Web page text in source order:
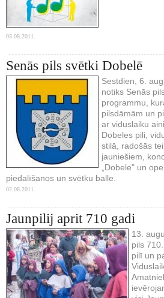
03.08.2011.
Senās pils svētki Dobelē
Sestdien, 6.
notiks Senās
programmu,
pilsdāmām un
ar viduslaiku
Dobeles pili,
stilā, radošās
jauniešiem,
„Dobele" un
piedalīšanos un svētku balle.
02.08.2011.
Jaunpilij aprit 710 gadi
13.
pils
pilī un